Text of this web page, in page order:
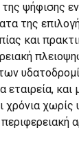
ψήφισης
της
και
και
χρόνια